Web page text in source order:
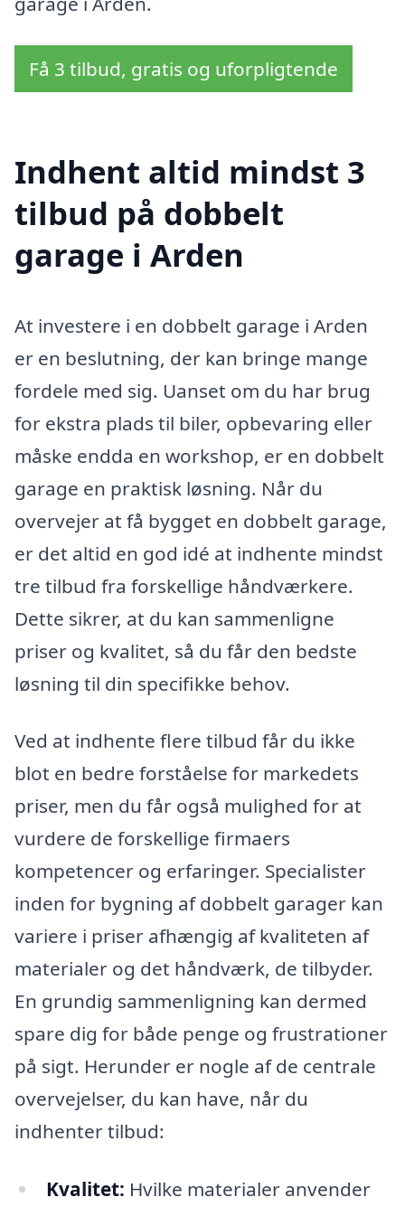
Få 3 tilbud, gratis og uforpligtende
Indhent altid mindst 3
tilbud på dobbelt
garage i Arden
At investere i en dobbelt garage i Arden
er en beslutning, der kan bringe mange
fordele med sig. Uanset om du har brug
for ekstra plads til biler, opbevaring eller
måske endda en workshop, er en dobbelt
garage en praktisk løsning. Når du
overvejer at få bygget en dobbelt garage,
er det altid en god idé at indhente mindst
tre tilbud fra forskellige håndværkere.
Dette sikrer, at du kan sammenligne
priser og kvalitet, så du får den bedste
løsning til din specifikke behov.
Ved at indhente flere tilbud får du ikke
blot en bedre forståelse for markedets
priser, men du får også mulighed for at
vurdere de forskellige firmaers
kompetencer og erfaringer. Specialister
inden for bygning af dobbelt garager kan
variere i priser afhængig af kvaliteten af
materialer og det håndværk, de tilbyder.
En grundig sammenligning kan dermed
spare dig for både penge og frustrationer
på sigt. Herunder er nogle af de centrale
overvejelser, du kan have, når du
indhenter tilbud:
Kvalitet: Hvilke materialer anvender